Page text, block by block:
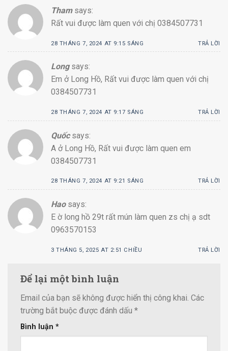
Tham says:
Rất vui được làm quen với chị 0384507731
28 THÁNG 7, 2024 AT 9:15 SÁNG TRẢ LỜI
Long says:
Em ở Long Hồ, Rất vui được làm quen với chị
0384507731
28 THÁNG 7, 2024 AT 9:17 SÁNG TRẢ LỜI
Quốc says:
A ở Long Hồ, Rất vui được làm quen em
0384507731
28 THÁNG 7, 2024 AT 9:21 SÁNG TRẢ LỜI
Hao says:
E ờ long hồ 29t rất mún làm quen zs chị ạ sdt
0963570153
3 THÁNG 5, 2025 AT 2:51 CHIỀU TRẢ LỜI
Để lại một bình luận
Email của bạn sẽ không được hiển thị công khai. Các
trường bắt buộc được đánh dấu *
Bình luận *